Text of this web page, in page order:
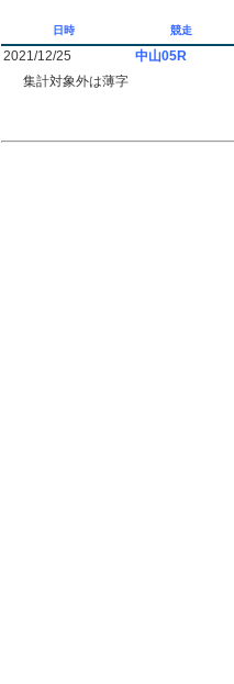
日時 競走
2021/12/25 中山05R
集計対象外は薄字